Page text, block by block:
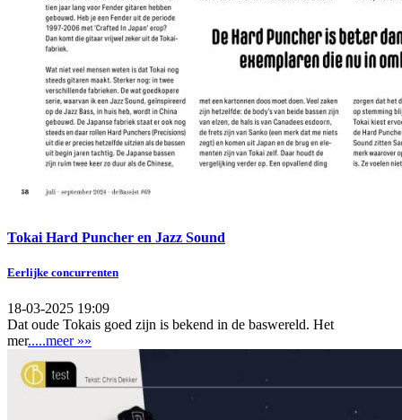
Tokai Hard Puncher en Jazz Sound
Eerlijke concurrenten
18-03-2025 19:09
Dat oude Tokais goed zijn is bekend in de baswereld. Het
mer.....meer »»